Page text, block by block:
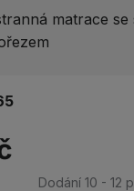
matrace se
Dodání 10 - 12